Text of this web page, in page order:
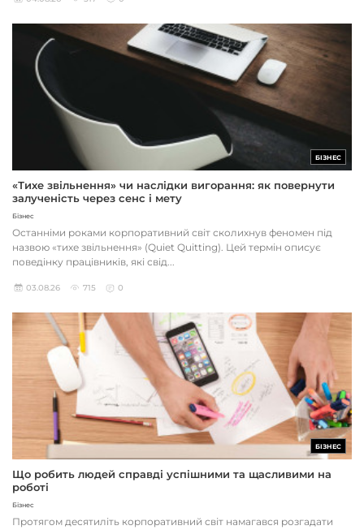
БІЗНЕС
«Тихе звільнення» чи наслідки вигорання: як повернути
залученість через сенс і мету
Бізнес
Останніми роками корпоративний світ сколихнув феномен під
назвою «тихе звільнення» (Quiet Quitting). Цей термін описує
поведінку працівників, які свід...
03.08.26 715 0
БІЗНЕС
Що робить людей справді успішними та щасливими на
роботі
Бізнес
Протягом десятиліть корпоративний світ намагався розгадати